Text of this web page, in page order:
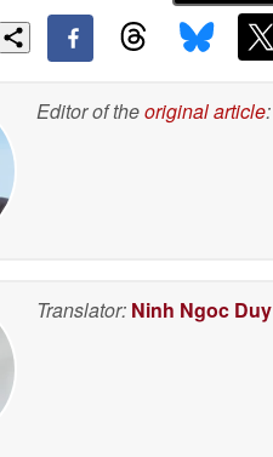
Editor of theoriginal article:
Translator: Ninh Ngoc Duy